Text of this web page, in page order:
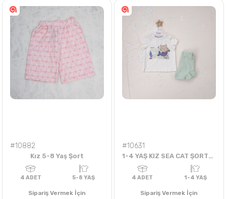
Nasıl Sipariş Veririm?
#10882
Kız 5-8 Yaş Şort
Sipariş Vermek İçin
#10631
1-4 YAŞ KIZ SEA CAT ŞORTLU TAKIM
Sipariş Vermek İçin